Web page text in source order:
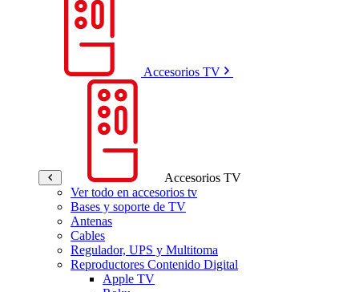
Accesorios TV
Accesorios TV
Ver todo en accesorios tv
Bases y soporte de TV
Antenas
Cables
Regulador, UPS y Multitoma
Reproductores Contenido Digital
Apple TV